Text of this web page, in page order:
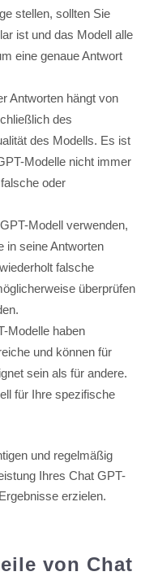
stellen, sollten Sie
ist und das Modell alle
eine genaue Antwort
Antworten hängt von
des
des Modells. Es ist
Modelle nicht immer
oder
Modell verwenden,
in seine Antworten
falsche
überprüfen
Modelle haben
und können für
sein als für andere.
für Ihre spezifische
und regelmäßig
Ihres Chat GPT-
erzielen.
von Chat